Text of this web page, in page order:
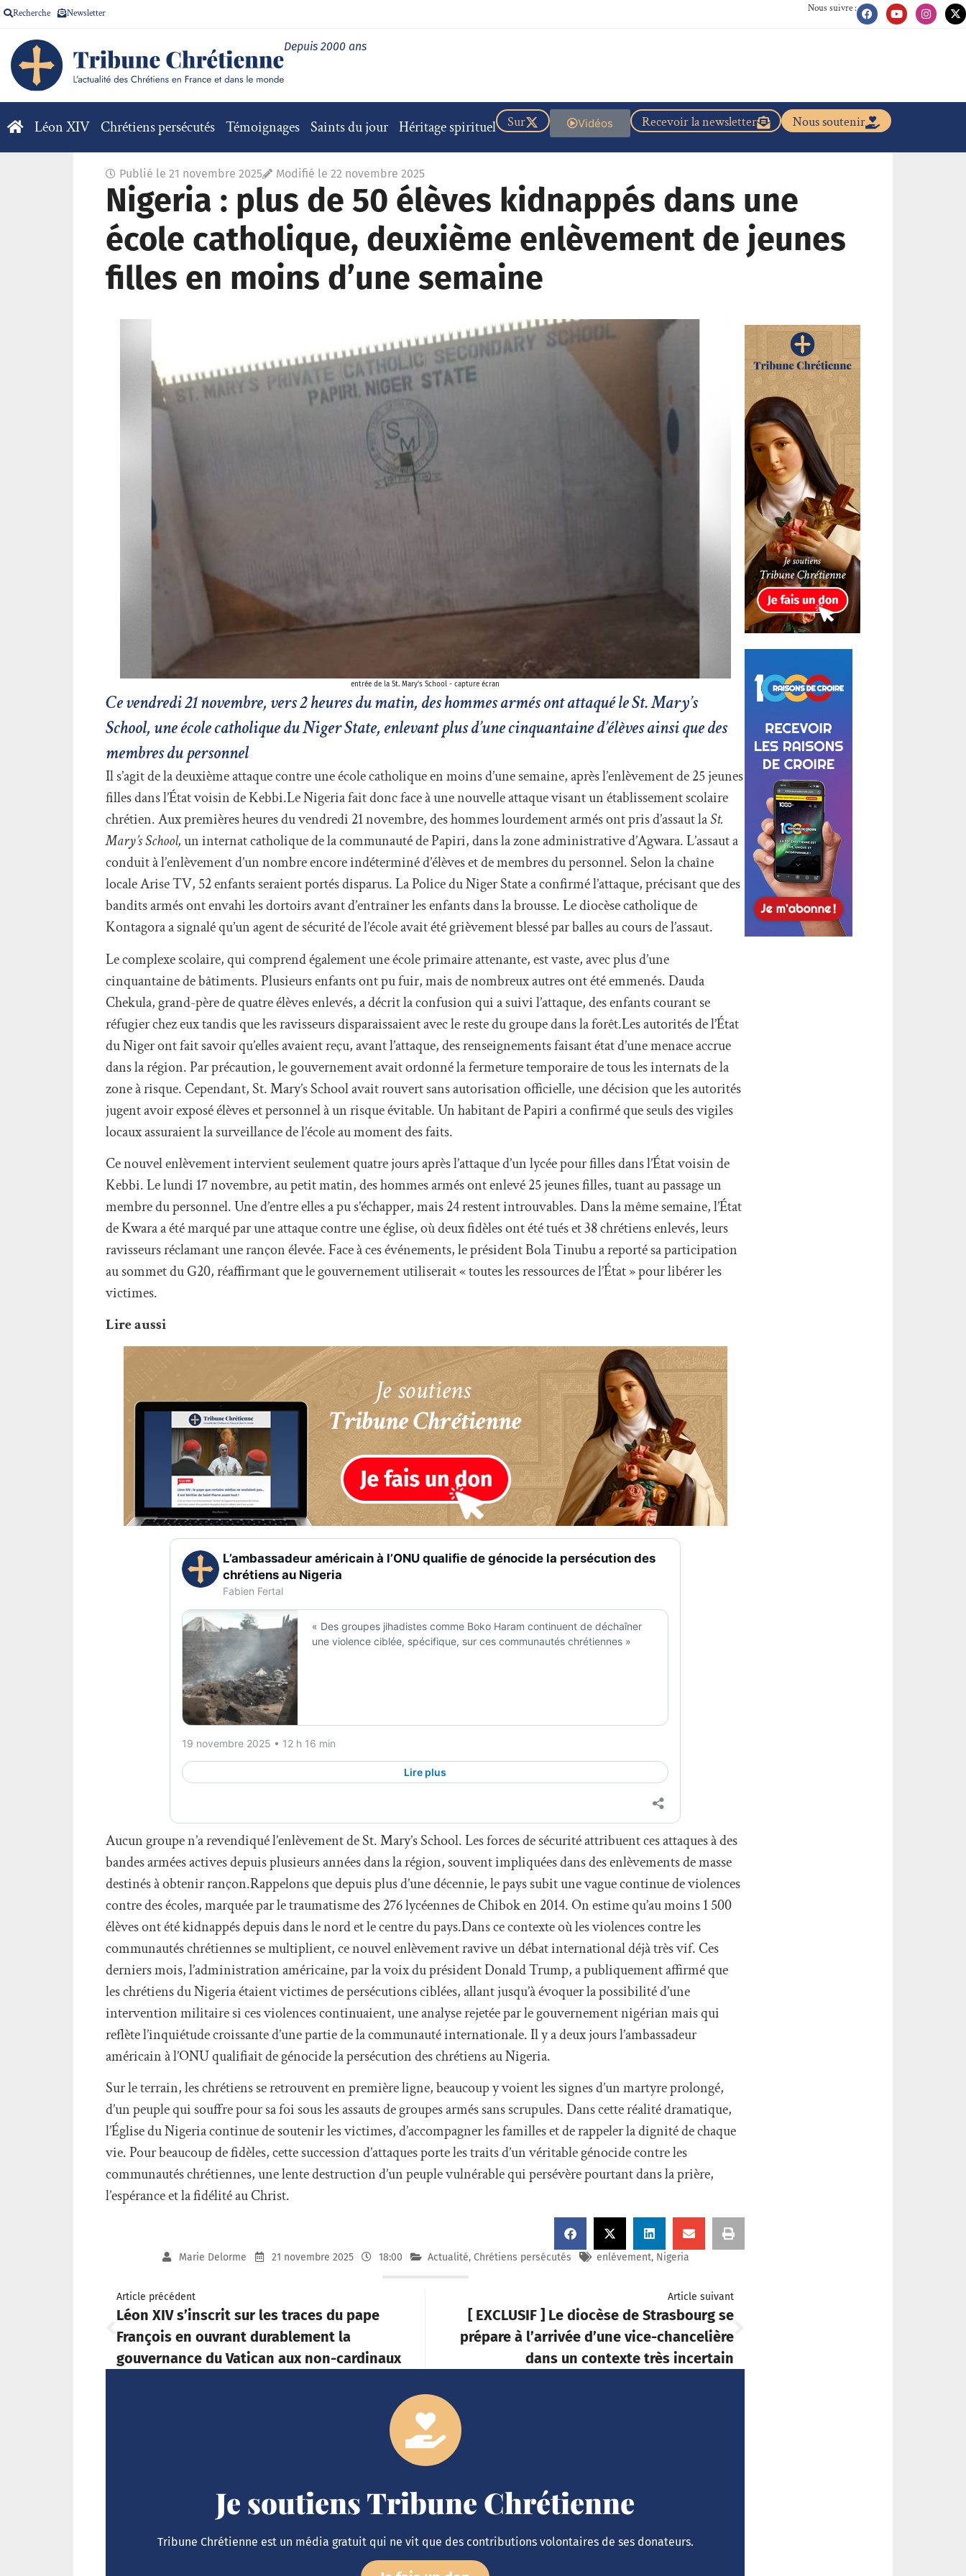
Recherche Newsletter Nous suivre :
Depuis 2000 ans
Léon XIV Chrétiens persécutés Témoignages Saints du jour Héritage spirituel Nous soutenir
Recevoir la newsletter
Vidéos
Sur
Publié le 21 novembre 2025 Modifié le 22 novembre 2025
Nigeria : plus de 50 élèves kidnappés dans une
école catholique, deuxième enlèvement de jeunes
filles en moins d’une semaine
entrée de la St. Mary’s School - capture écran
Ce vendredi 21 novembre, vers 2 heures du matin, des hommes armés ont attaqué le St. Mary’s
School, une école catholique du Niger State, enlevant plus d’une cinquantaine d’élèves ainsi que des
membres du personnel
Il s’agit de la deuxième attaque contre une école catholique en moins d’une semaine, après l’enlèvement de 25 jeunes
filles dans l’État voisin de Kebbi.Le Nigeria fait donc face à une nouvelle attaque visant un établissement scolaire
chrétien. Aux premières heures du vendredi 21 novembre, des hommes lourdement armés ont pris d’assaut laSt.
Mary’s School,un internat catholique de la communauté de Papiri, dans la zone administrative d’Agwara. L’assaut a
conduit à l’enlèvement d’un nombre encore indéterminé d’élèves et de membres du personnel. Selon la chaîne
locale Arise TV, 52 enfants seraient portés disparus. La Police du Niger State a confirmé l’attaque, précisant que des
bandits armés ont envahi les dortoirs avant d’entraîner les enfants dans la brousse. Le diocèse catholique de
Kontagora a signalé qu’un agent de sécurité de l’école avait été grièvement blessé par balles au cours de l’assaut.
Le complexe scolaire, qui comprend également une école primaire attenante, est vaste, avec plus d’une
cinquantaine de bâtiments. Plusieurs enfants ont pu fuir, mais de nombreux autres ont été emmenés. Dauda
Chekula, grand-père de quatre élèves enlevés, a décrit la confusion qui a suivi l’attaque, des enfants courant se
réfugier chez eux tandis que les ravisseurs disparaissaient avec le reste du groupe dans la forêt.Les autorités de l’État
du Niger ont fait savoir qu’elles avaient reçu, avant l’attaque, des renseignements faisant état d’une menace accrue
dans la région. Par précaution, le gouvernement avait ordonné la fermeture temporaire de tous les internats de la
zone à risque. Cependant, St. Mary’s School avait rouvert sans autorisation officielle, une décision que les autorités
jugent avoir exposé élèves et personnel à un risque évitable. Un habitant de Papiri a confirmé que seuls des vigiles
locaux assuraient la surveillance de l’école au moment des faits.
Ce nouvel enlèvement intervient seulement quatre jours après l’attaque d’un lycée pour filles dans l’État voisin de
Kebbi. Le lundi 17 novembre, au petit matin, des hommes armés ont enlevé 25 jeunes filles, tuant au passage un
membre du personnel. Une d’entre elles a pu s’échapper, mais 24 restent introuvables. Dans la même semaine, l’État
de Kwara a été marqué par une attaque contre une église, où deux fidèles ont été tués et 38 chrétiens enlevés, leurs
ravisseurs réclamant une rançon élevée. Face à ces événements, le président Bola Tinubu a reporté sa participation
au sommet du G20, réaffirmant que le gouvernement utiliserait « toutes les ressources de l’État » pour libérer les
victimes.
Lire aussi
Aucun groupe n’a revendiqué l’enlèvement de St. Mary’s School. Les forces de sécurité attribuent ces attaques à des
bandes armées actives depuis plusieurs années dans la région, souvent impliquées dans des enlèvements de masse
destinés à obtenir rançon.Rappelons que depuis plus d’une décennie, le pays subit une vague continue de violences
contre des écoles, marquée par le traumatisme des 276 lycéennes de Chibok en 2014. On estime qu’au moins 1 500
élèves ont été kidnappés depuis dans le nord et le centre du pays.Dans ce contexte où les violences contre les
communautés chrétiennes se multiplient, ce nouvel enlèvement ravive un débat international déjà très vif. Ces
derniers mois, l’administration américaine, par la voix du président Donald Trump, a publiquement affirmé que
les chrétiens du Nigeria étaient victimes de persécutions ciblées, allant jusqu’à évoquer la possibilité d’une
intervention militaire si ces violences continuaient, une analyse rejetée par le gouvernement nigérian mais qui
reflète l’inquiétude croissante d’une partie de la communauté internationale. Il y a deux jours l’ambassadeur
américain à l’ONU qualifiait de génocide la persécution des chrétiens au Nigeria.
Sur le terrain, les chrétiens se retrouvent en première ligne, beaucoup y voient les signes d’un martyre prolongé,
d’un peuple qui souffre pour sa foi sous les assauts de groupes armés sans scrupules. Dans cette réalité dramatique,
l’Église du Nigeria continue de soutenir les victimes, d’accompagner les familles et de rappeler la dignité de chaque
vie. Pour beaucoup de fidèles, cette succession d’attaques porte les traits d’un véritable génocide contre les
communautés chrétiennes, une lente destruction d’un peuple vulnérable qui persévère pourtant dans la prière,
l’espérance et la fidélité au Christ.
Marie Delorme 21 novembre 2025 18:00 Actualité, Chrétiens persécutés enlévement, Nigeria
Article précédent
Léon XIV s’inscrit sur les traces du pape
François en ouvrant durablement la
gouvernance du Vatican aux non-cardinaux
Article suivant
[ EXCLUSIF ] Le diocèse de Strasbourg se
prépare à l’arrivée d’une vice-chancelière
dans un contexte très incertain
Je soutiens Tribune Chrétienne
Tribune Chrétienne est un média gratuit qui ne vit que des contributions volontaires de ses donateurs.